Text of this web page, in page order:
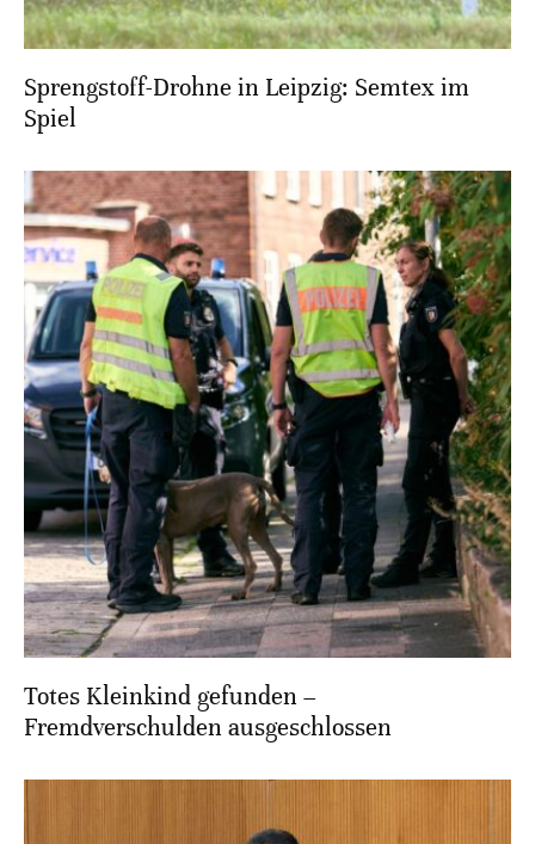
Sprengstoff-Drohne in Leipzig: Semtex im
Spiel
Totes Kleinkind gefunden –
Fremdverschulden ausgeschlossen